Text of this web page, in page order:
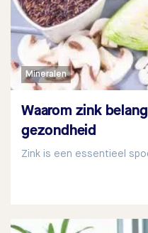
Mineralen
Waarom zink
gezondheid
Zink is een essentieel